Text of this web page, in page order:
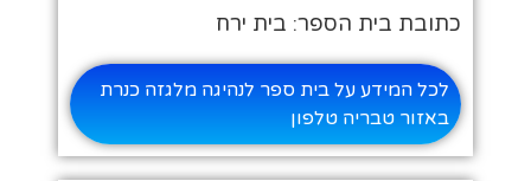
כתובת בית הספר: בית ירח
לכל המידע על בית ספר לנהיגה מלגזה כנרת
באזור טבריה טלפון